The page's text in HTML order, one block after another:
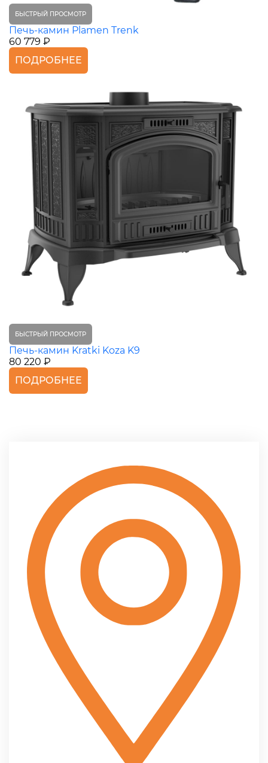
БЫСТРЫЙ ПРОСМОТР
Печь-камин Plamen Trenk
60 779 ₽
ПОДРОБНЕЕ
БЫСТРЫЙ ПРОСМОТР
Печь-камин Kratki Koza K9
80 220 ₽
ПОДРОБНЕЕ